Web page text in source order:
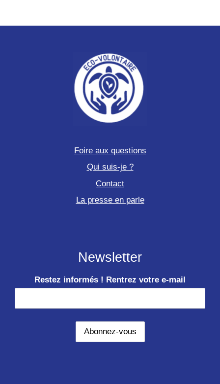
Foire aux questions
Qui suis-je ?
Contact
La presse en parle
Newsletter
Restez informés ! Rentrez votre e-mail